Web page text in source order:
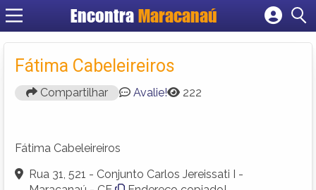
Encontra Maracanaú
Cadastrar empresa
Criar conta
Fátima Cabeleireiros
Compartilhar Avalie! 222
Fátima Cabeleireiros
Rua 31, 521 - Conjunto Carlos Jereissati I -